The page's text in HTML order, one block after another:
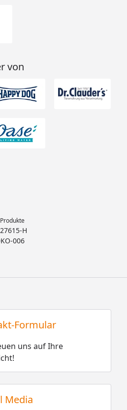
von
H
006
Formular
uns auf Ihre
Media